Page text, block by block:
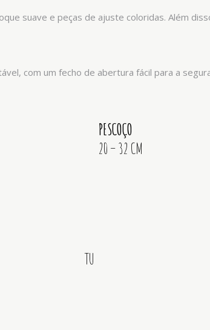
suave e peças de ajuste coloridas. Além
com um fecho de abertura fácil para a
PESCOÇO
20 – 32 CM
TU